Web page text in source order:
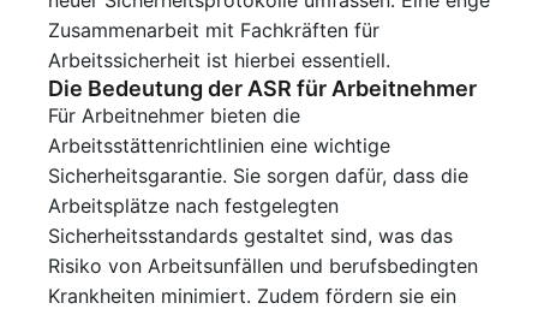
Zusammenarbeit mit Fachkräften für
Arbeitssicherheit ist hierbei essentiell.
Die Bedeutung der ASR für Arbeitnehmer
Für Arbeitnehmer bieten die
Arbeitsstättenrichtlinien eine wichtige
Sicherheitsgarantie. Sie sorgen dafür, dass die
Arbeitsplätze nach festgelegten
Sicherheitsstandards gestaltet sind, was das
Risiko von Arbeitsunfällen und berufsbedingten
Krankheiten minimiert. Zudem fördern sie ein